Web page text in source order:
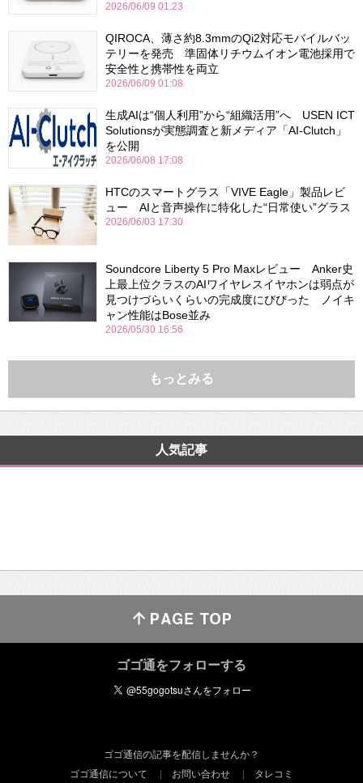
2026/06/09 01:23
QIROCA、薄さ約8.3mmのQi2対応モバイルバッ
テリーを発売 準固体リチウムイオン電池採用で
安全性と携帯性を両立
2026/06/09 01:08
生成AIは“個人利用”から“組織活用”へ USEN ICT
Solutionsが実態調査と新メディア「AI-Clutch」
を公開
2026/06/08 17:08
HTCのスマートグラス「VIVE Eagle」製品レビ
ュー AIと音声操作に特化した“日常使い”グラス
2026/06/03 17:30
Soundcore Liberty 5 Pro Maxレビュー Anker史
上最上位クラスのAIワイヤレスイヤホンは弱点が
見つけづらいくらいの完成度にびびった ノイキ
ャン性能はBose並み
2026/05/30 16:56
もっとみる
人気記事
ゴゴ通をフォローする
ゴゴ通信の記事を配信しませんか？
ゴゴ通信について
お問い合わせ タレコミ